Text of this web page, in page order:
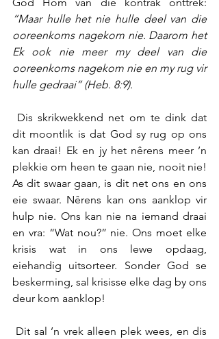
“Maar hulle het nie hulle deel van die
ooreenkoms nagekom nie. Daarom het
Ek ook nie meer my deel van die
ooreenkoms nagekom nie en my rug vir
hulle gedraai” (Heb. 8:9).
dit moontlik is dat God sy rug op ons
kan draai! Ek en jy het nêrens meer ’n
plekkie om heen te gaan nie, nooit nie!
As dit swaar gaan, is dit net ons en ons
eie swaar. Nêrens kan ons aanklop vir
hulp nie. Ons kan nie na iemand draai
en vra: “Wat nou?” nie. Ons moet elke
krisis wat in ons lewe opdaag,
eiehandig uitsorteer. Sonder God se
beskerming, sal krisisse elke dag by ons
deur kom aanklop!